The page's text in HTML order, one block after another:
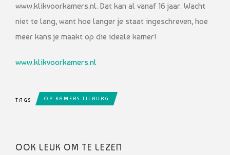
www.klikvoorkamers.nl. Dat kan al vanaf 16 jaar. Wacht
niet te lang, want hoe langer je staat ingeschreven, hoe
meer kans je maakt op die ideale kamer!
www.klikvoorkamers.nl
TAGS OP KAMERS TILBURG
OOK LEUK OM TE LEZEN